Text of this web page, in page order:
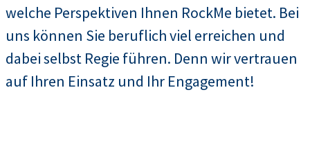
welche Perspektiven Ihnen RockMe bietet. Bei
uns können Sie beruflich viel erreichen und
dabei selbst Regie führen. Denn wir vertrauen
auf Ihren Einsatz und Ihr Engagement!